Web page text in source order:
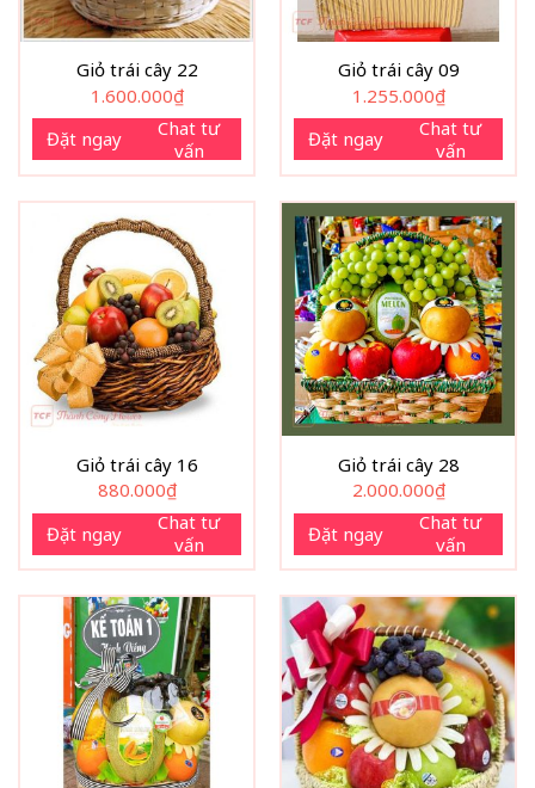
Giỏ trái cây 22
1.600.000₫
Đặt ngay
Chat tư
vấn
Giỏ trái cây 09
1.255.000₫
Đặt ngay
Chat tư
vấn
Giỏ trái cây 16
880.000₫
Đặt ngay
Chat tư
vấn
Giỏ trái cây 28
2.000.000₫
Đặt ngay
Chat tư
vấn